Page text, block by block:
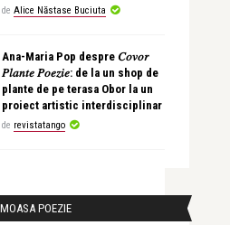
de Alice Năstase Buciuta
Ana-Maria Pop despre 𝐶𝑜𝑣𝑜𝑟
𝑃𝑙𝑎𝑛𝑡𝑒 𝑃𝑜𝑒𝑧𝑖𝑒: de la un shop de
plante de pe terasa Obor la un
proiect artistic interdisciplinar
de revistatango
POEZIE